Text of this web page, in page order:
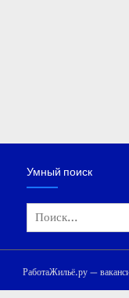
Умный поиск
Найти:
РаботаЖильё.ру —